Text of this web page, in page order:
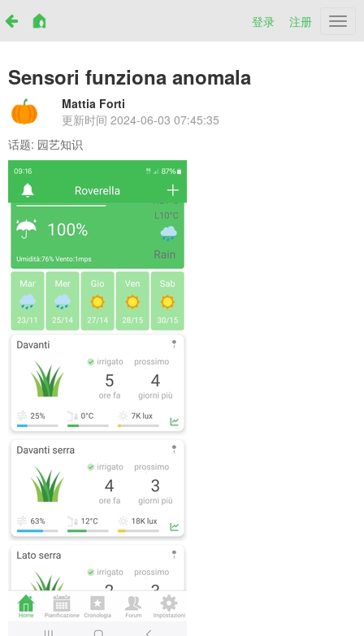
登录 注册
Sensori funziona anomala
Mattia Forti
更新时间2024-06-03 07:45:35
话题: 园艺知识